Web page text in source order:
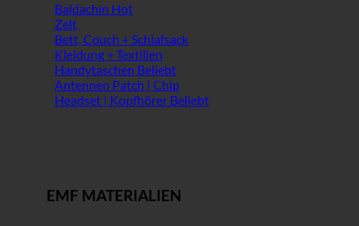
Baldachin
Zelt
Bett, Couch + Schlafsack
Kleidung + Textilien
Handytaschen
Antennen Patch | Chip
Headset | Kopfhörer
EMF MATERIALIEN